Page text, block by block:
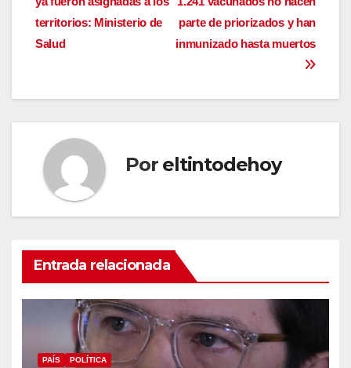
de
entradas
parte de priorizados y han
inmunizado hasta muertos
territorios: Ministerio de
Salud
Por eltintodehoy
Entrada relacionada
PAÍS POLÍTICA